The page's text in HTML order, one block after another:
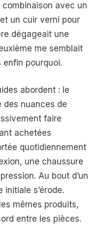
avec un
un cuir verni pour
dégageait une
me semblait
pourquoi.
abordent : le
des nuances de
faire
achetées
quotidiennement
une chaussure
Au bout d’un
s’érode.
mêmes produits,
entre les pièces.